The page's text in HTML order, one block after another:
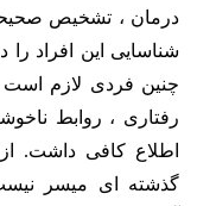
درمان ، تشخیص
شناسایی این افراد
چنین فردی لازم است
رفتاری ، روابط
اطلاع کافی داشت.
گذشته ای میسر